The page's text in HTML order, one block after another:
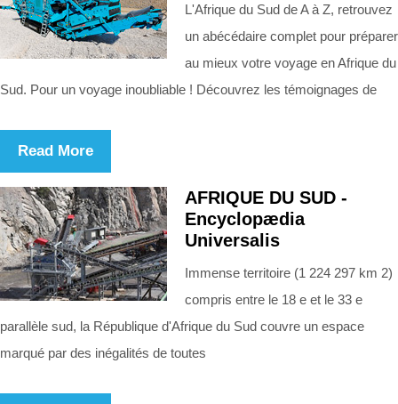
L'Afrique du Sud de A à Z, retrouvez
un abécédaire complet pour préparer
au mieux votre voyage en Afrique du
Sud. Pour un voyage inoubliable ! Découvrez les témoignages de
Read More
AFRIQUE DU SUD -
Encyclopædia
Universalis
Immense territoire (1 224 297 km 2)
compris entre le 18 e et le 33 e
parallèle sud, la République d'Afrique du Sud couvre un espace
marqué par des inégalités de toutes